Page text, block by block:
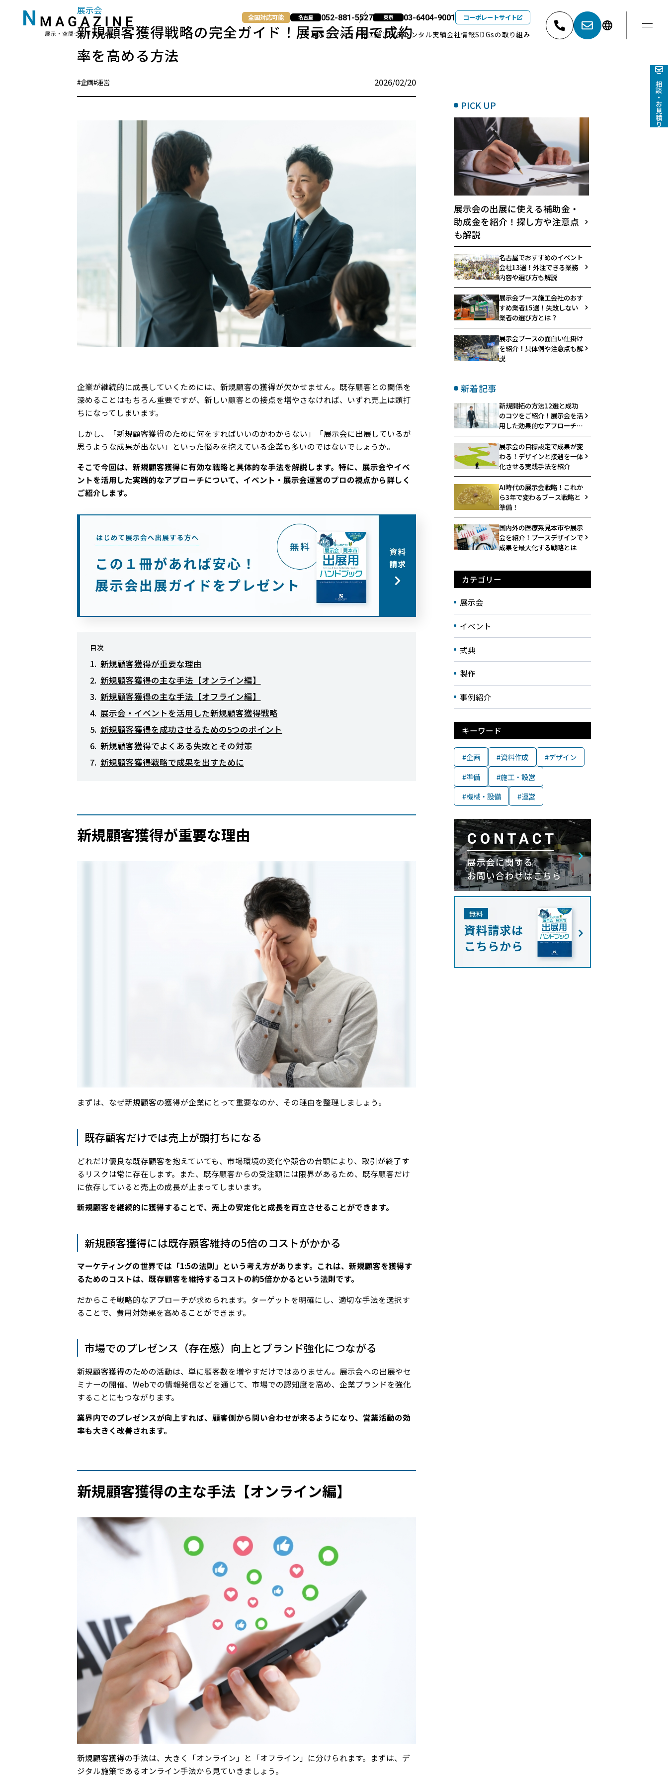
全国対応可能 名古屋 052-881-5527 東京 03-6404-9001 コーポレートサイト
展示会イベント企画運営式典レンタル実績会社情報SDGsの取り組み
展示会
新規顧客獲得戦略の完全ガイド！展示会活用で成約
率を高める方法
#企画#運営 2026/02/20
企業が継続的に成長していくためには、新規顧客の獲得が欠かせません。既存顧客との関係を
深めることはもちろん重要ですが、新しい顧客との接点を増やさなければ、いずれ売上は頭打
ちになってしまいます。
しかし、「新規顧客獲得のために何をすればいいのかわからない」「展示会に出展しているが
思うような成果が出ない」といった悩みを抱えている企業も多いのではないでしょうか。
そこで今回は、新規顧客獲得に有効な戦略と具体的な手法を解説します。特に、展示会やイベ
ントを活用した実践的なアプローチについて、イベント・展示会運営のプロの視点から詳しく
ご紹介します。
目次
新規顧客獲得が重要な理由
新規顧客獲得の主な手法【オンライン編】
新規顧客獲得の主な手法【オフライン編】
展示会・イベントを活用した新規顧客獲得戦略
新規顧客獲得を成功させるための5つのポイント
新規顧客獲得でよくある失敗とその対策
新規顧客獲得戦略で成果を出すために
新規顧客獲得が重要な理由
まずは、なぜ新規顧客の獲得が企業にとって重要なのか、その理由を整理しましょう。
既存顧客だけでは売上が頭打ちになる
どれだけ優良な既存顧客を抱えていても、市場環境の変化や競合の台頭により、取引が終了す
るリスクは常に存在します。また、既存顧客からの受注額には限界があるため、既存顧客だけ
に依存していると売上の成長が止まってしまいます。
新規顧客を継続的に獲得することで、売上の安定化と成長を両立させることができます。
新規顧客獲得には既存顧客維持の5倍のコストがかかる
マーケティングの世界では「1:5の法則」という考え方があります。これは、新規顧客を獲得す
るためのコストは、既存顧客を維持するコストの約5倍かかるという法則です。
だからこそ戦略的なアプローチが求められます。ターゲットを明確にし、適切な手法を選択す
ることで、費用対効果を高めることができます。
市場でのプレゼンス（存在感）向上とブランド強化につながる
新規顧客獲得のための活動は、単に顧客数を増やすだけではありません。展示会への出展やセ
ミナーの開催、Webでの情報発信などを通じて、市場での認知度を高め、企業ブランドを強化
することにもつながります。
業界内でのプレゼンスが向上すれば、顧客側から問い合わせが来るようになり、営業活動の効
率も大きく改善されます。
新規顧客獲得の主な手法【オンライン編】
新規顧客獲得の手法は、大きく「オンライン」と「オフライン」に分けられます。まずは、デ
ジタル施策であるオンライン手法から見ていきましょう。
PICK UP
展示会の出展に使える補助金・
助成金を紹介！探し方や注意点
も解説
名古屋でおすすめのイベント
会社13選！外注できる業務
内容や選び方も解説
展示会ブース施工会社のおす
すめ業者15選！失敗しない
業者の選び方とは？
展示会ブースの面白い仕掛け
を紹介！具体例や注意点も解
説
新着記事
新規開拓の方法12選と成功
のコツをご紹介！展示会を活
用した効果的なアプローチと
は
展示会の目標設定で成果が変
わる！デザインと接遇を一体
化させる実践手法を紹介
AI時代の展示会戦略！これか
ら3年で変わるブース戦略と
準備！
国内外の医療系見本市や展示
会を紹介！ブースデザインで
成果を最大化する戦略とは
カテゴリー
展示会
イベント
式典
製作
事例紹介
キーワード
#企画 #資料作成
#デザイン
#準備
#施工・設営
#機械・設備
#運営
ご相談・お見積り